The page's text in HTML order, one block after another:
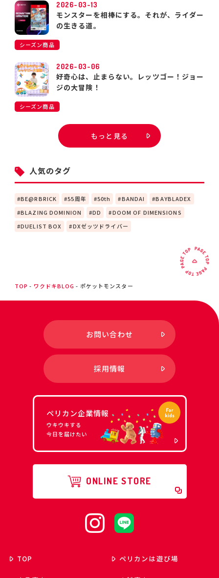
2026-03-13
モンスターを相棒にする。それが、ライダー
の生きる道。
シーズン商品
2026-03-06
好奇心は、止まらない。レッツゴー！ジョー
ジの大冒険！
シーズン商品
もっと見る
人気のタグ
BE@RBRICK 55周年 50th BANDAI
BAYBLADEX
BLAZING DOMINION
DD
DOOM OF DIMENSIONS
DUELIST BOX
DXゼッツドライバー
TOP ワクドキBLOG ポケットモンスター
お問い合わせ
採用情報
ペリカン企業情報
ウキウキする
今日を届けたい
ONLINE STORE
TOP ペリカンは遊び場